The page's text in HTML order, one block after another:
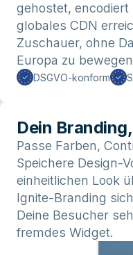
gehostet, encodiert
globales CDN
Zuschauer, ohne
Europa zu
DSGVO-konform
Dein
Passe Farben,
Speichere Design-
einheitlichen Look
Ignite-Branding
Deine Besucher
fremdes Widget.